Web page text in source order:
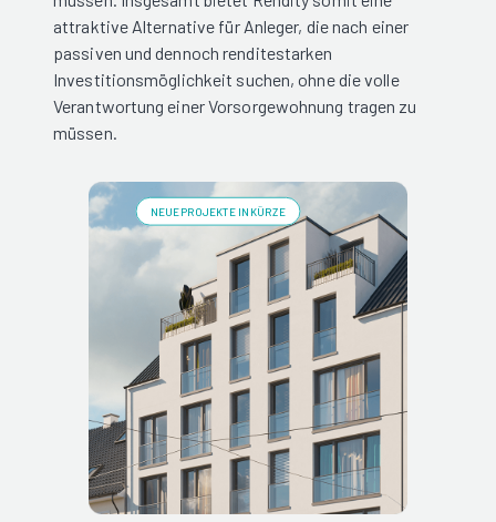
attraktive Alternative für Anleger, die nach einer
passiven und dennoch renditestarken
Investitionsmöglichkeit suchen, ohne die volle
Verantwortung einer Vorsorgewohnung tragen zu
müssen.
NEUE PROJEKTE IN KÜRZE